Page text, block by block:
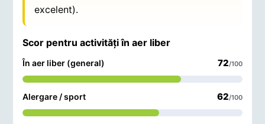
excelent).
Scor pentru activități în aer liber
În aer liber (general) 72/100
Alergare / sport 62/100